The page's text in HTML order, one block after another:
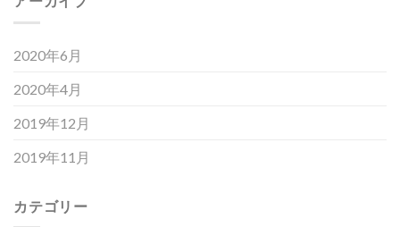
2020年6月
2020年4月
2019年12月
2019年11月
カテゴリー